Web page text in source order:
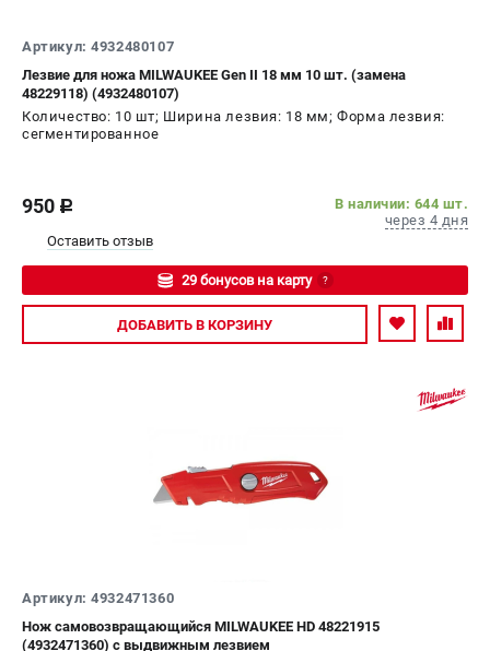
Артикул: 4932480107
Лезвие для ножа MILWAUKEE Gen II 18 мм 10 шт. (замена
48229118) (4932480107)
Количество: 10 шт; Ширина лезвия: 18 мм; Форма лезвия:
сегментированное
950 c
В наличии: 644 шт.
через 4 дня
Оставить отзыв
29 бонусов на карту ?
Авторизуйтесь
ДОБАВИТЬ В КОРЗИНУ
Артикул: 4932471360
Нож самовозвращающийся MILWAUKEE HD 48221915
(4932471360) с выдвижным лезвием